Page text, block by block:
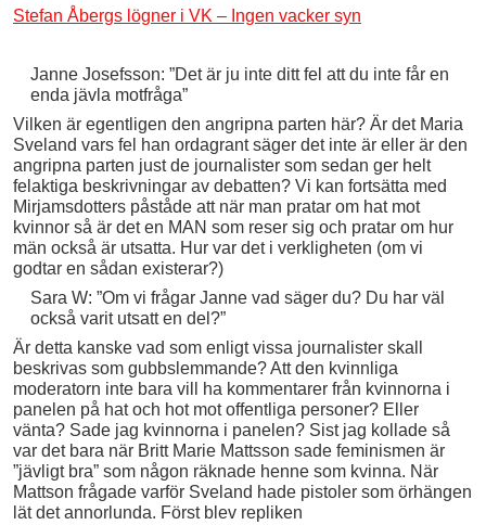
Stefan Åbergs lögner i VK – Ingen vacker syn
Janne Josefsson: ”Det är ju inte ditt fel att du inte får en
enda jävla motfråga”
Vilken är egentligen den angripna parten här? Är det Maria
Sveland vars fel han ordagrant säger det inte är eller är den
angripna parten just de journalister som sedan ger helt
felaktiga beskrivningar av debatten? Vi kan fortsätta med
Mirjamsdotters påståde att när man pratar om hat mot
kvinnor så är det en MAN som reser sig och pratar om hur
män också är utsatta. Hur var det i verkligheten (om vi
godtar en sådan existerar?)
Sara W: ”Om vi frågar Janne vad säger du? Du har väl
också varit utsatt en del?”
Är detta kanske vad som enligt vissa journalister skall
beskrivas som gubbslemmande? Att den kvinnliga
moderatorn inte bara vill ha kommentarer från kvinnorna i
panelen på hat och hot mot offentliga personer? Eller
vänta? Sade jag kvinnorna i panelen? Sist jag kollade så
var det bara när Britt Marie Mattsson sade feminismen är
”jävligt bra” som någon räknade henne som kvinna. När
Mattson frågade varför Sveland hade pistoler som örhängen
lät det annorlunda. Först blev repliken